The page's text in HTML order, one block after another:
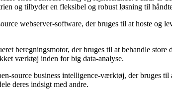
og tilbyder en fleksibel og robust løsning til
webserver-software, der bruges til at hoste
beregningsmotor, der bruges til at behandle
værktøj inden for big data-analyse.
source business intelligence-værktøj, der bruges
deres indsigt med andre.